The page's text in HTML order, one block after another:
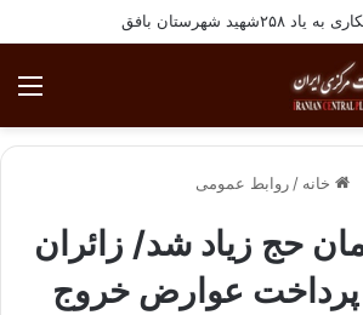
شهرستان بافق
خانه / روابط عمومی
حج زیاد شد/ زائران
پرداخت عوارض خروج